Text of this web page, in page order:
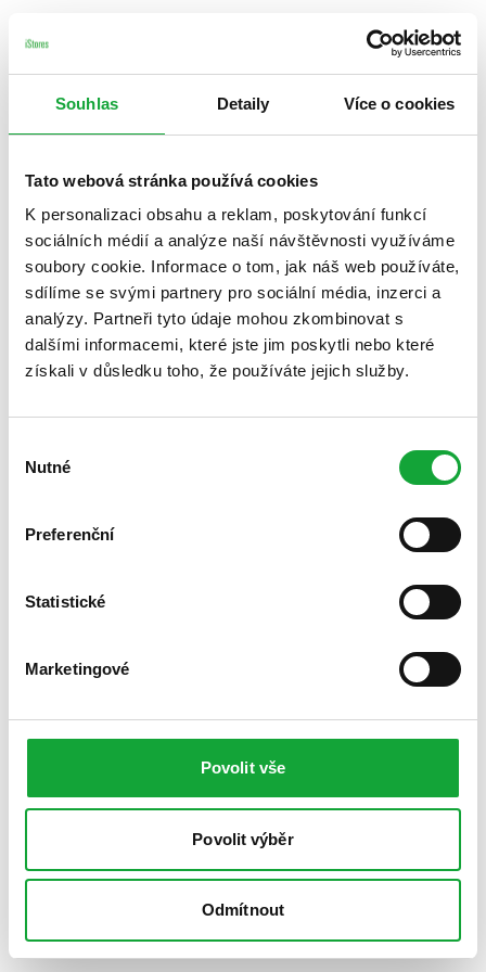
Souhlas Detaily Více o cookies
Tato webová stránka používá cookies
K personalizaci obsahu a reklam, poskytování funkcí
sociálních médií a analýze naší návštěvnosti využíváme
soubory cookie. Informace o tom, jak náš web používáte,
sdílíme se svými partnery pro sociální média, inzerci a
analýzy. Partneři tyto údaje mohou zkombinovat s
dalšími informacemi, které jste jim poskytli nebo které
získali v důsledku toho, že používáte jejich služby.
souhlasu
Nutné
Preferenční
Statistické
Marketingové
Povolit vše
Povolit výběr
Odmítnout